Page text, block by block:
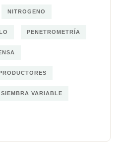
NITROGENO
PENETROMETRÍA
PRODUCTORES
SIEMBRA VARIABLE